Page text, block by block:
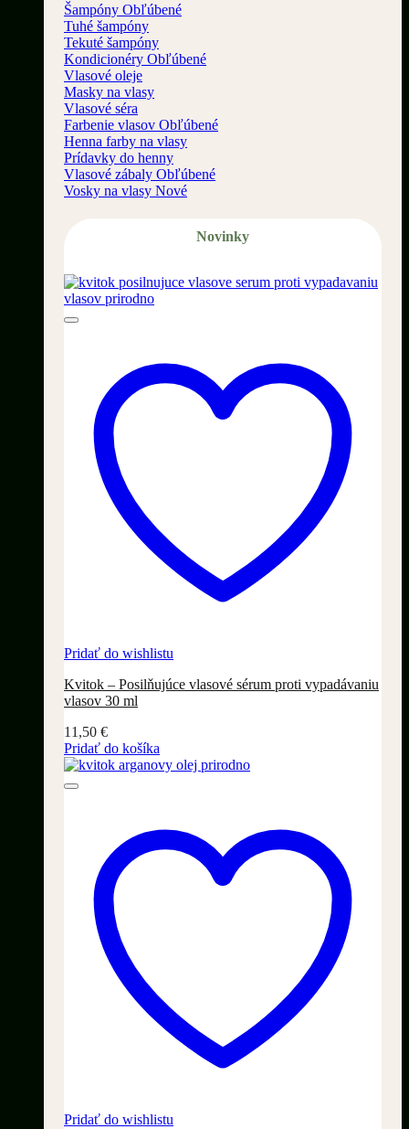
Šampóny
Tuhé šampóny
Tekuté šampóny
Kondicionéry
Vlasové oleje
Masky na vlasy
Vlasové séra
Farbenie vlasov
Henna farby na vlasy
Prídavky do henny
Vlasové zábaly
Vosky na vlasy
Novinky
Pridať do wishlistu
Kvitok – Posilňujúce vlasové sérum proti vypadávaniu
vlasov 30 ml
11,50 €
Pridať do košíka
Pridať do wishlistu